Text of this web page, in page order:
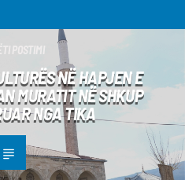
POSTIMI
NË HAPJEN E
MURATIT NË SHKUP
NGA TIKA